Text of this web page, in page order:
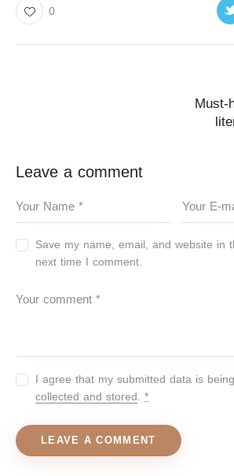
0
Leave a comment
Save my name, email, and website in
next time I comment.
I agree that my submitted data is being
collected and stored.*